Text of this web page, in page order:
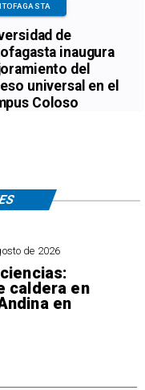
de
inaugura
del
universal en el
Coloso
de 2026
caldera en
en